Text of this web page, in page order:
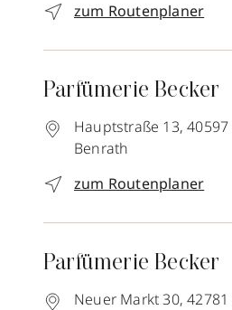
zum Routenplaner
Parfümerie Becker
Hauptstraße 13, 40597
Benrath
zum Routenplaner
Parfümerie Becker
Neuer Markt 30, 42781